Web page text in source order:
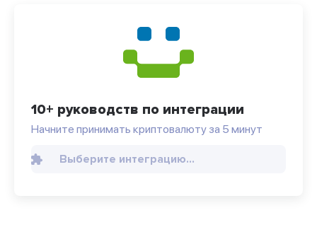
10+ руководств по интеграции
Начните принимать криптовалюту за 5 минут